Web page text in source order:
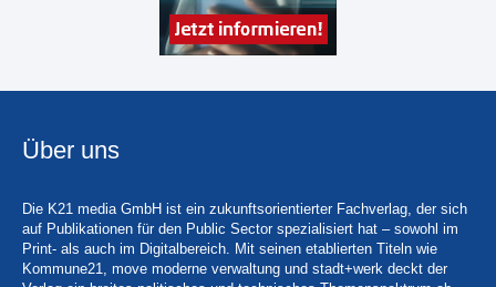
Über uns
Die K21 media GmbH ist ein zukunftsorientierter Fachverlag, der sich
auf Publikationen für den Public Sector spezialisiert hat – sowohl im
Print- als auch im Digitalbereich. Mit seinen etablierten Titeln wie
Kommune21, move moderne verwaltung und stadt+werk deckt der